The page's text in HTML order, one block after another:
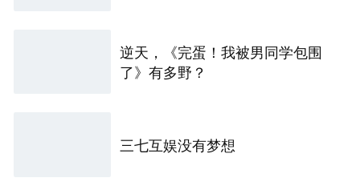
逆天，《完蛋！我被男同学包围
了》有多野？
三七互娱没有梦想